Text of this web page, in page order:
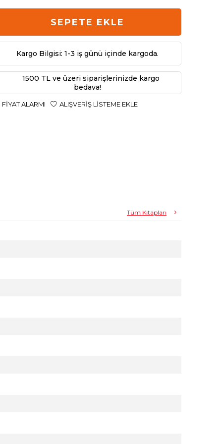
SEPETE EKLE
Kargo Bilgisi: 1-3 iş günü içinde kargoda.
1500 TL ve üzeri siparişlerinizde kargo
bedava!
FIYAT ALARMI ALIŞVERIŞ LISTEME EKLE
Tüm Kitapları